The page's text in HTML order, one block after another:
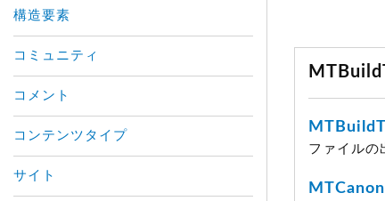
ファイルの
構造要素
コミュニティ
コメント
コンテンツタイプ
サイト